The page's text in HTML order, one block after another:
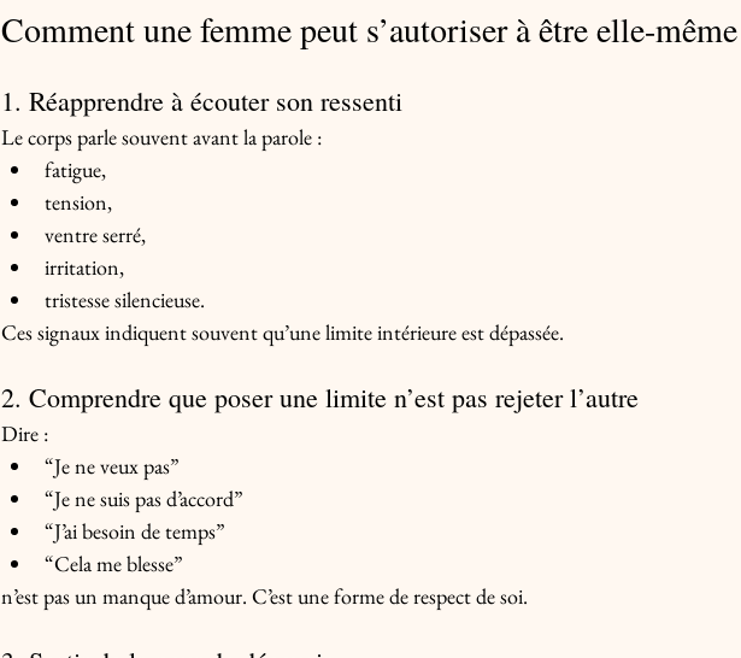
Comment une femme peut s’autoriser à être elle-même
1. Réapprendre à écouter son ressenti
Le corps parle souvent avant la parole :
fatigue,
tension,
ventre serré,
irritation,
tristesse silencieuse.
Ces signaux indiquent souvent qu’une limite intérieure est dépassée.
2. Comprendre que poser une limite n’est pas rejeter l’autre
Dire :
“Je ne veux pas”
“Je ne suis pas d’accord”
“J’ai besoin de temps”
“Cela me blesse”
n’est pas un manque d’amour. C’est une forme de respect de soi.